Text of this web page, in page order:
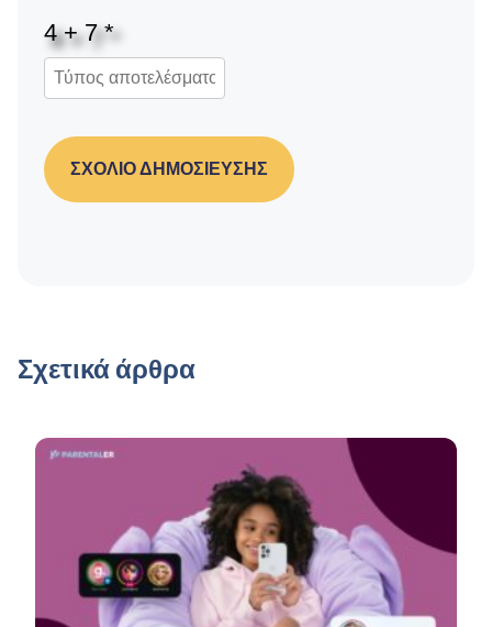
ΣΧΌΛΙΟ ΔΗΜΟΣΊΕΥΣΗΣ
Σχετικά άρθρα